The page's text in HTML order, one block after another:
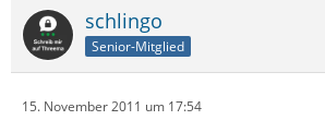
schlingo
Senior-Mitglied
15. November 2011 um 17:54